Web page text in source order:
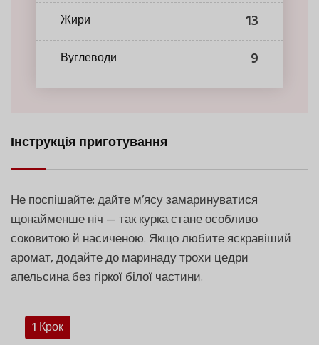
Жири 13
Вуглеводи 9
Інструкція приготування
Не поспішайте: дайте м’ясу замаринуватися
щонайменше ніч — так курка стане особливо
соковитою й насиченою. Якщо любите яскравіший
аромат, додайте до маринаду трохи цедри
апельсина без гіркої білої частини.
1 Крок